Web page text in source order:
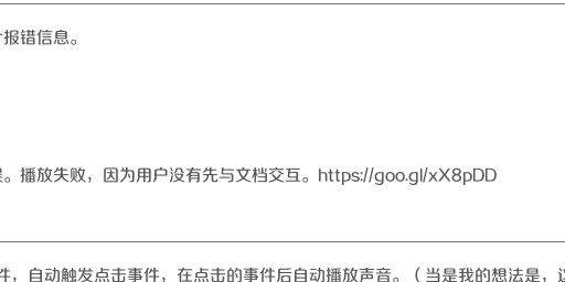
错信息。
。播放失败，因为用户没有先与文档交互。https://goo.gl/xX8pDD
自动触发点击事件，在点击的事件后自动播放声音。（当是我的想法是，